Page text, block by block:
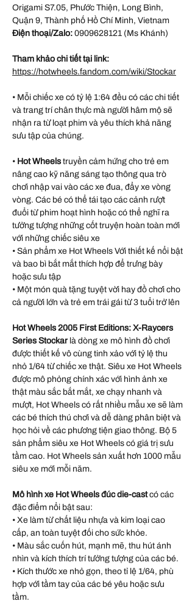
Origami S7.05, Phước Thiện, Long Bình,
Quận 9, Thành phố Hồ Chí Minh, Vietnam
Điện thoại/Zalo: 0909628121 (Ms Khánh)
Tham khảo chi tiết tại link:
https://hotwheels.fandom.com/wiki/Stockar
• Mỗi chiếc xe có tỷ lệ 1:64 đều có các chi tiết
và trang trí chân thực mà người hâm mộ sẽ
nhận ra từ loạt phim và yêu thích khả năng
sưu tập của chúng.
• Hot Wheelstruyền cảm hứng cho trẻ em
nâng cao kỹ năng sáng tạo thông qua trò
chơi nhập vai vào các xe đua, đẩy xe vòng
vòng. Các bé có thể tái tạo các cảnh rượt
đuổi từ phim hoạt hình hoặc có thể nghĩ ra
tưởng tượng những cốt truyện hoàn toàn mới
với những chiếc siêu xe
• Sản phẩm xe Hot Wheels Với thiết kế nổi bật
và bao bì bắt mắt thích hợp để trưng bày
hoặc sưu tập
• Một món quà tặng tuyệt vời hay đồ chơi cho
cả người lớn và trẻ em trái gái từ 3 tuổi trở lên
Hot Wheels 2005 First Editions: X‑Raycers
Series Stockar là dòng xe mô hình đồ chơi
được thiết kế vô cùng tinh xảo với tỷ lệ thu
nhỏ 1/64 từ chiếc xe thật. Siêu xe Hot Wheels
được mô phỏng chính xác với hình ảnh xe
thật màu sắc bắt mắt, xe chạy nhanh và
mượt, Hot Wheels có rất nhiều mẫu xe sẽ làm
các bé thích thú chơi và dễ dàng phân biệt và
học hỏi về các phương tiện giao thông. Bộ 5
sản phẩm siêu xe Hot Wheels có giá trị sưu
tầm cao. Hot Wheels sản xuất hơn 1000 mẫu
siêu xe mới mỗi năm.
Mô hình xe Hot Wheels đúc die-castcó các
đặc điểm nổi bật sau:
• Xe làm từ chất liệu nhựa và kim loại cao
cấp, an toàn tuyệt đối cho sức khỏe.
• Màu sắc cuốn hút, mạnh mẽ, thu hút ánh
nhìn và kích thích trí tưởng tượng của các bé.
• Kích thước xe nhỏ gọn, theo tỉ lệ 1/64, phù
hợp với tầm tay của các bé yêu hoặc sưu
tầm.